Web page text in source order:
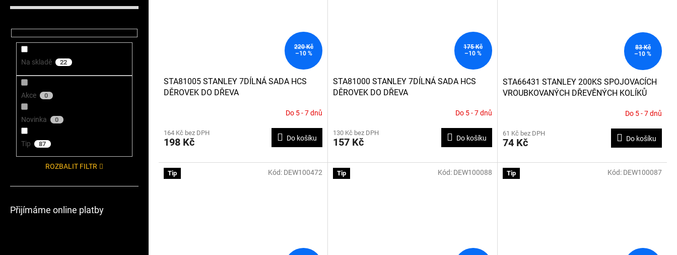
Na skladě 22
Akce 0
Novinka 0
Tip 87
ROZBALIT FILTR
Přijímáme online platby
220 Kč
–10 %
STA81005 STANLEY 7DÍLNÁ SADA HCS
DĚROVEK DO DŘEVA
Do 5 - 7 dnů
164 Kč bez DPH
198 Kč Do košíku
175 Kč
–10 %
STA81000 STANLEY 7DÍLNÁ SADA HCS
DĚROVEK DO DŘEVA
Do 5 - 7 dnů
130 Kč bez DPH
157 Kč Do košíku
83 Kč
–10 %
STA66431 STANLEY 200KS SPOJOVACÍCH
VROUBKOVANÝCH DŘEVĚNÝCH KOLÍKŮ
Do 5 - 7 dnů
61 Kč bez DPH
74 Kč Do košíku
Tip Kód: DEW100472 Tip Kód: DEW100088 Tip Kód: DEW100087